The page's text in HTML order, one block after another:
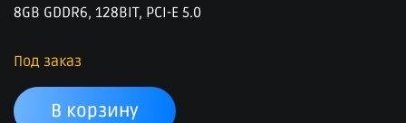
8GB GDDR6, 128BIT, PCI-E 5.0
Под заказ
В корзину